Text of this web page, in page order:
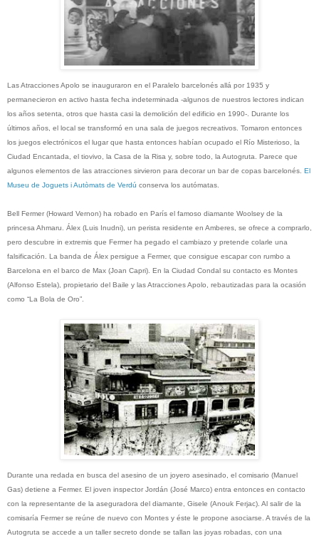
Las Atracciones Apolo se inauguraron en el Paralelo barcelonés allá por 1935 y
permanecieron en activo hasta fecha indeterminada -algunos de nuestros lectores indican
los años setenta, otros que hasta casi la demolición del edificio en 1990-. Durante los
últimos años, el local se transformó en una sala de juegos recreativos. Tomaron entonces
los juegos electrónicos el lugar que hasta entonces habían ocupado el Río Misterioso, la
Ciudad Encantada, el tiovivo, la Casa de la Risa y, sobre todo, la Autogruta. Parece que
algunos elementos de las atracciones sirvieron para decorar un bar de copas barcelonés. El
Museu de Joguets i Autòmats de Verdú conserva los autómatas.
Bell Fermer (Howard Vernon) ha robado en París el famoso diamante Woolsey de la
princesa Ahmaru. Álex (Luis Inudni), un perista residente en Amberes, se ofrece a comprarlo,
pero descubre in extremis que Fermer ha pegado el cambiazo y pretende colarle una
falsificación. La banda de Álex persigue a Fermer, que consigue escapar con rumbo a
Barcelona en el barco de Max (Joan Capri). En la Ciudad Condal su contacto es Montes
(Alfonso Estela), propietario del Baile y las Atracciones Apolo, rebautizadas para la ocasión
como “La Bola de Oro”.
Durante una redada en busca del asesino de un joyero asesinado, el comisario (Manuel
Gas) detiene a Fermer. El joven inspector Jordán (José Marco) entra entonces en contacto
con la representante de la aseguradora del diamante, Gisele (Anouk Ferjac). Al salir de la
comisaría Fermer se reúne de nuevo con Montes y éste le propone asociarse. A través de la
Autogruta se accede a un taller secreto donde se tallan las joyas robadas, con una